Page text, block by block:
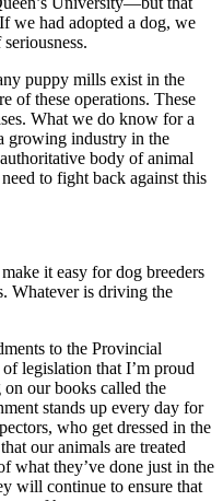
we had adopted a dog, we
puppy mills exist in the
of these operations. These
What we do know for a
growing industry in the
body of animal
to fight back against this
it easy for dog breeders
Whatever is driving the
to the Provincial
legislation that I’m proud
our books called the
stands up every day for
who get dressed in the
our animals are treated
what they’ve done just in the
will continue to ensure that